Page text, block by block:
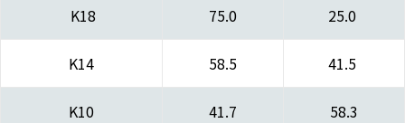
K18 75.0 25.0
K14 58.5 41.5
K10 41.7 58.3